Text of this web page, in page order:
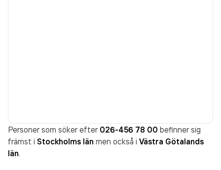
Personer som söker efter 026-456 78 00 befinner sig
främst i Stockholms län men också i Västra Götalands
län.